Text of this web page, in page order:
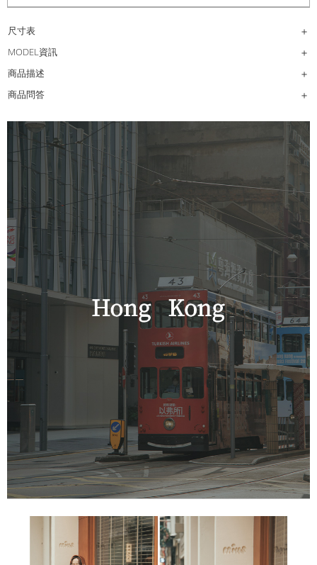
尺寸表
MODEL資訊
商品描述
商品問答